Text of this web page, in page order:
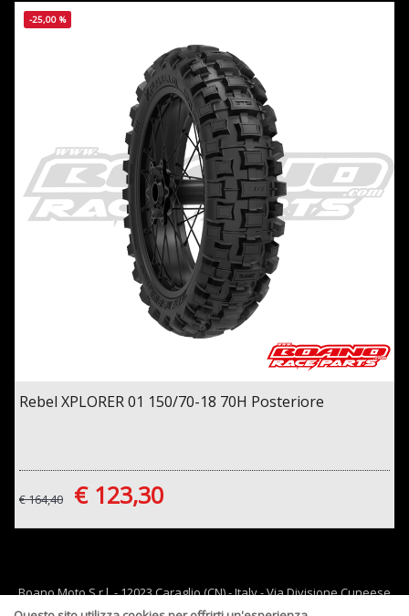
-25,00 %
Rebel XPLORER 01 150/70-18 70H Posteriore
€ 164,40 € 123,30
Boano Moto S.r.l. - 12023 Caraglio (CN) - Italy - Via Divisione Cuneese
19/d - tel: 0171 619061 - Email :
info@boano.com - P.IVA:IT02252000043